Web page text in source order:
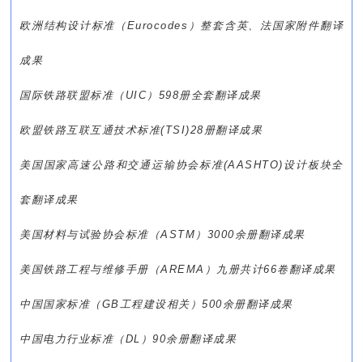
欧洲结构设计标准（Eurocodes）整套含英、法国家附件翻译
成果
国际铁路联盟标准（UIC）598册全套翻译成果
欧盟铁路互联互通技术标准(TSI)28册翻译成果
美国国家高速公路和交通运输协会标准(AASHTO)设计板块全
套翻译成果
美国材料与试验协会标准（ASTM）3000余册翻译成果
美国铁路工程与维修手册（AREMA）九册共计66卷翻译成果
中国国家标准（GB工程建设相关）500余册翻译成果
中国电力行业标准（DL）90余册翻译成果